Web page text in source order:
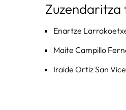
Enartze
Maite Campillo
Iraide Ortiz San